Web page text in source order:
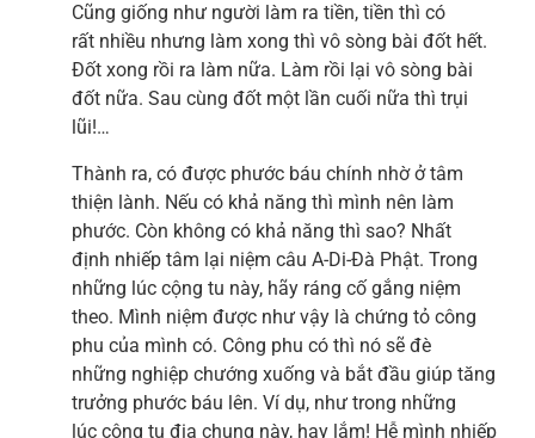
Cũng giống như người làm ra tiền, tiền thì có
rất nhiều nhưng làm xong thì vô sòng bài đốt hết.
Đốt xong rồi ra làm nữa. Làm rồi lại vô sòng bài
đốt nữa. Sau cùng đốt một lần cuối nữa thì trụi
lũi!…
Thành ra, có được phước báu chính nhờ ở tâm
thiện lành. Nếu có khả năng thì mình nên làm
phước. Còn không có khả năng thì sao? Nhất
định nhiếp tâm lại niệm câu A-Di-Đà Phật. Trong
những lúc cộng tu này, hãy ráng cố gắng niệm
theo. Mình niệm được như vậy là chứng tỏ công
phu của mình có. Công phu có thì nó sẽ đè
những nghiệp chướng xuống và bắt đầu giúp tăng
trưởng phước báu lên. Ví dụ, như trong những
lúc cộng tu địa chung này, hay lắm! Hễ mình nhiếp